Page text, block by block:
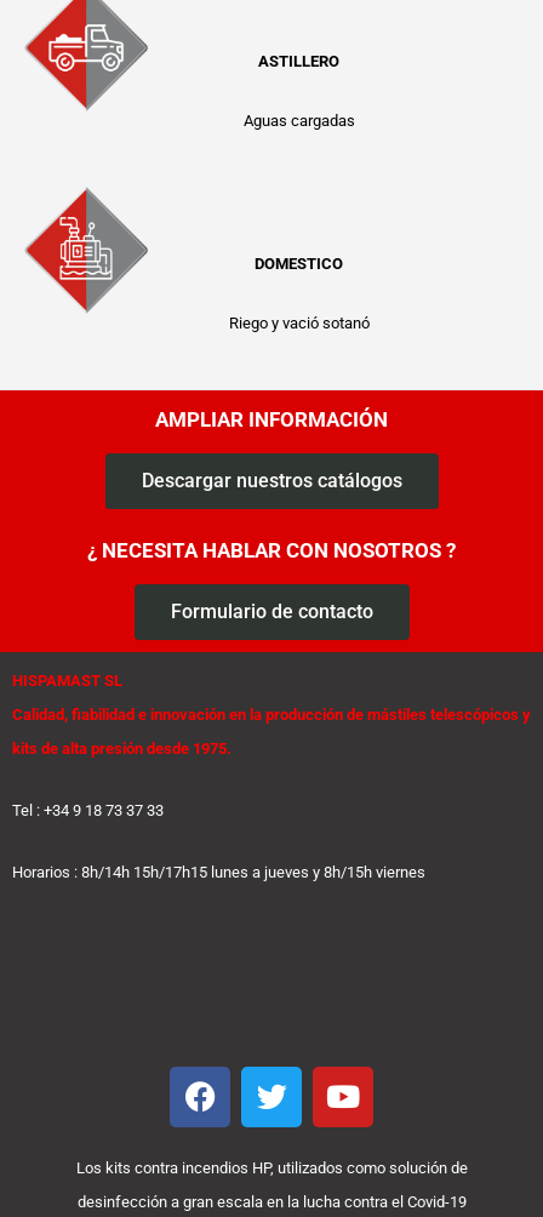
ASTILLERO
Aguas cargadas
DOMESTICO
Riego y vació sotanó
AMPLIAR INFORMACIÓN
Descargar nuestros catálogos
¿ NECESITA HABLAR CON NOSOTROS ?
Formulario de contacto
HISPAMAST SL
Calidad, fiabilidad e innovación en la producción de mástiles telescópicos y
kits de alta presión desde 1975.
Tel : +34 9 18 73 37 33
Horarios : 8h/14h 15h/17h15 lunes a jueves y 8h/15h viernes
F
a
e
b
T
w
t
t
Y
o
t
u
Los kits contra incendios HP, utilizados como solución de
desinfección a gran escala en la lucha contra el Covid-19